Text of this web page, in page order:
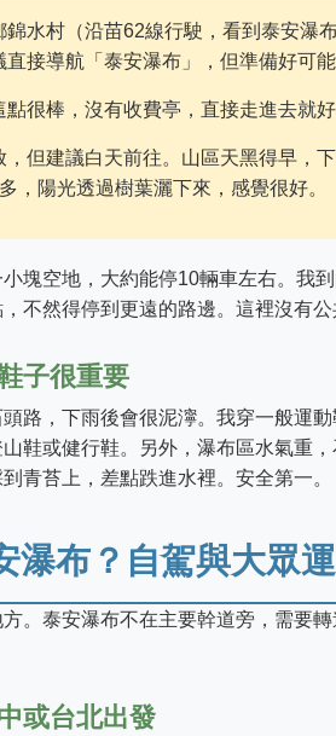
錦水村（沿苗62線行駛，看到泰安瀑
接導航「泰安瀑布」，但準備好可能
點很棒，沒有收費亭，直接走進去就好
，但建議白天前往。山區天黑得早，
，陽光透過樹葉灑下來，感覺很好。
塊空地，大約能停10輛車左右。我
不然得停到更遠的路邊。這裡沒有公
子很重要
路，下雨後會很泥濘。我穿一般運
鞋或健行鞋。另外，瀑布區水氣重
青苔上，差點跌進水裡。安全第一。
瀑布？自駕與大眾
。泰安瀑布不在主要幹道旁，需要
或台北出發